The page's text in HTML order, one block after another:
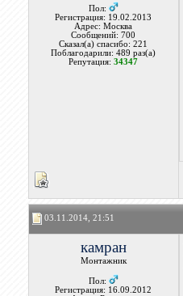
Пол:
Регистрация: 19.02.2013
Адрес: Москва
Сообщений: 700
Сказал(а) спасибо: 221
Поблагодарили: 489 раз(а)
Репутация:34347
03.11.2014, 21:51
камран
Монтажник
Пол:
Регистрация: 16.09.2012